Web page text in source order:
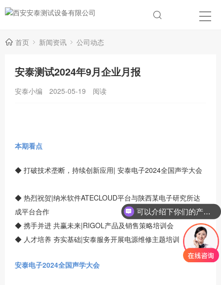
首页 新闻资讯 公司动态
安泰测试2024年9月企业月报
安泰小编 2025-05-19 阅读
本期看点
◆ 打破技术垄断，持续创新应用| 安泰电子2024全国声学大会
◆ 热烈祝贺|纳米软件ATECLOUD平台与陕西某电子研究所达
成平台合作
◆ 携手并进 共赢未来|RIGOL产品及销售策略培训会
◆ 人才培养 夯实基础|安泰服务开展电源维修主题培训
安泰电子2024全国声学大会
可以介绍下你们的产品么？